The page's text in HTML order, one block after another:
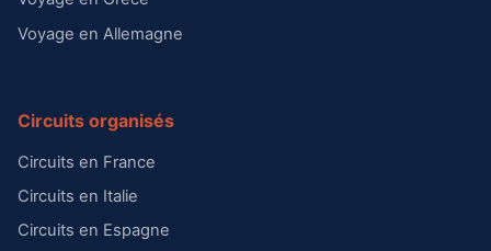
Voyage en Allemagne
Circuits organisés
Circuits en France
Circuits en Italie
Circuits en Espagne